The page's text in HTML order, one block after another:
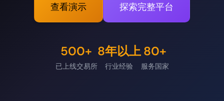
查看演示 探索完整平台
500+
已上线交易所
8年以上
行业经验
80+
服务国家